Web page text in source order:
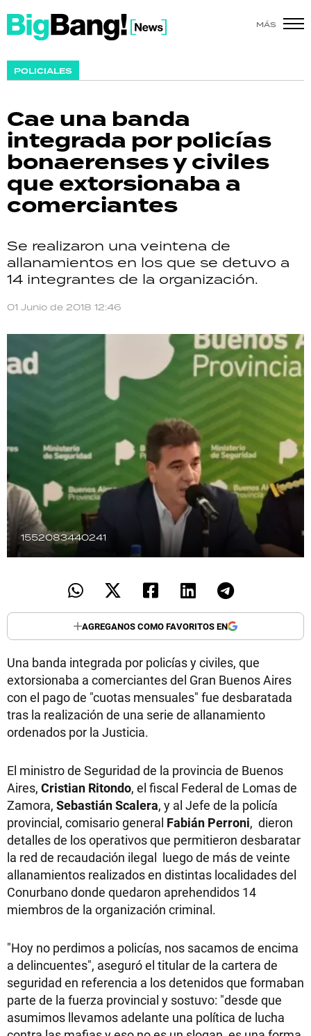
MÁS
POLICIALES
Cae una banda
integrada por policías
bonaerenses y civiles
que extorsionaba a
comerciantes
Se realizaron una veintena de
allanamientos en los que se detuvo a
14 integrantes de la organización.
01 Junio de 2018 12:46
1552083440241
AGREGANOS COMO FAVORITOS EN
Una banda integrada por policías y civiles, que
extorsionaba a comerciantes del Gran Buenos Aires
con el pago de "cuotas mensuales" fue desbaratada
tras la realización de una serie de allanamiento
ordenados por la Justicia.
El ministro de Seguridad de la provincia de Buenos
Aires, Cristian Ritondo, el fiscal Federal de Lomas de
Zamora, Sebastián Scalera, y al Jefe de la policía
provincial, comisario general Fabián Perroni, dieron
detalles de los operativos que permitieron desbaratar
la red de recaudación ilegal luego de más de veinte
allanamientos realizados en distintas localidades del
Conurbano donde quedaron aprehendidos 14
miembros de la organización criminal.
"Hoy no perdimos a policías, nos sacamos de encima
a delincuentes", aseguró el titular de la cartera de
seguridad en referencia a los detenidos que formaban
parte de la fuerza provincial y sostuvo: "desde que
asumimos llevamos adelante una política de lucha
SHOW
ACTUALIDAD
POLICIALES
ECONOMÍA
SALUD
DEPORTES
TECNOLOGÍA
HORÓSCOPO
Seguinos